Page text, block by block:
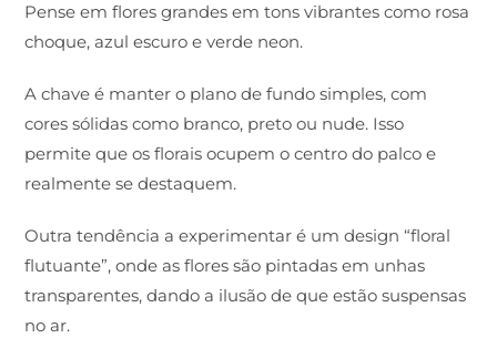
Pense em flores grandes em tons vibrantes como rosa
choque, azul escuro e verde neon.
A chave é manter o plano de fundo simples, com
cores sólidas como branco, preto ou nude. Isso
permite que os florais ocupem o centro do palco e
realmente se destaquem.
Outra tendência a experimentar é um design “floral
flutuante”, onde as flores são pintadas em unhas
transparentes, dando a ilusão de que estão suspensas
no ar.